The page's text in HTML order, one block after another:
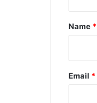
*
Name *
Email *